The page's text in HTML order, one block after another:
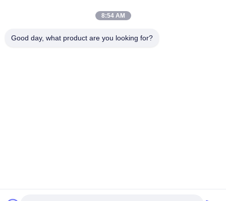
24V motori degli accessori del carrello elevatore di CC 1.5KW
8:54 AM
Good day, what product are you looking for?